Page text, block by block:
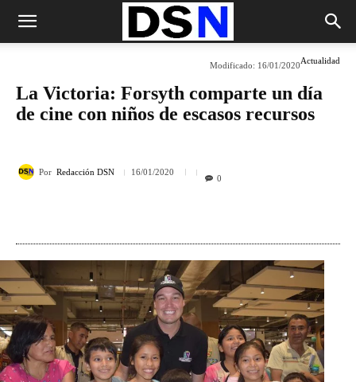
Actualidad
Modificado: 16/01/2020
La Victoria: Forsyth comparte un día
de cine con niños de escasos recursos
Por Redacción DSN 16/01/2020
0